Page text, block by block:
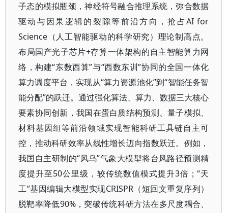
子态的模拟瓶颈，神经符号融合推理系统，弥合数据
驱动与因果逻辑的裂隙等前沿方向，抢占AI for
Science（人工智能驱动的科学研究）理论制高点。
布局国产光子芯片+存算一体架构的自主智能算力网
络，构建“东数西算”与“西数东训”协同的全国一体化
算力调度平台，实现从“算力资源池化”到“智能任务智
能分配”的跃迁。通过强化算法、算力、数据三大核心
要素协同创新，我国在蛋白质结构预测、量子模拟、
材料基因组等前沿领域实现智能科研工具链自主可
控，推动科研效率从线性增长迈向指数跃迁。例如，
我国自主研制的“风乌”气象大模型将台风路径预测精
度提升至50公里级，较传统数值模式提升3倍；“天
工”基因编辑大模型实现CRISPR（短回文重复序列）
脱靶率降低90%，突破传统科研方法在多尺度耦合、